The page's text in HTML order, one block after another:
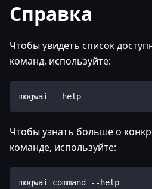
Справка
Чтобы увидеть список
команд, используйте:
mogwai --help
Чтобы узнать больше о
команде, используйте:
mogwai command --help